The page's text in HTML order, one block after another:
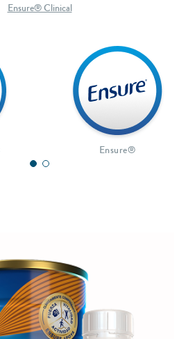
Ensure® Clinical
Ensure®